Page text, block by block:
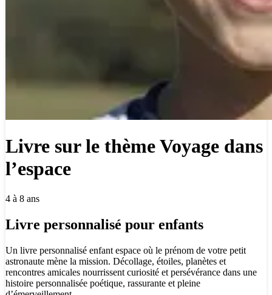
Livre sur le thème Voyage dans
l’espace
4 à 8 ans
Livre personnalisé pour enfants
Un livre personnalisé enfant espace où le prénom de votre petit
astronaute mène la mission. Décollage, étoiles, planètes et
rencontres amicales nourrissent curiosité et persévérance dans une
histoire personnalisée poétique, rassurante et pleine